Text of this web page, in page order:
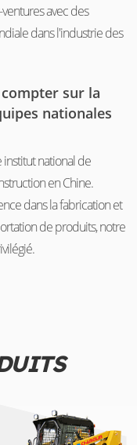
avec des
dans l'industrie des
sur la
nationales
national de
en Chine.
dans la fabrication et
de produits, notre